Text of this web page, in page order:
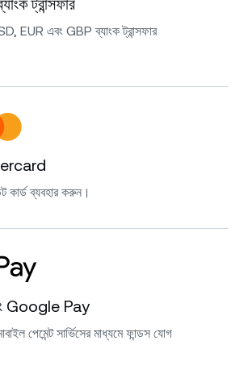
ট্রান্সফার
EUR এবং GBP ব্যাংক ট্রান্সফার
কার্ড ব্যবহার করুন।
Google Pay
পেমেন্ট সার্ভিসের মাধ্যমে ফান্ডস যোগ